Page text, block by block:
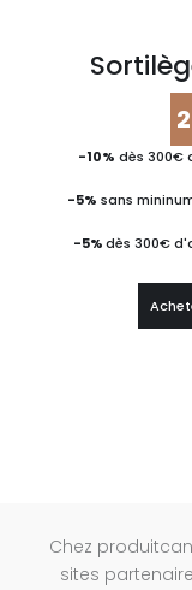
-10% dès 300€
-5% sans
-5%dès 300€
Chez
sites